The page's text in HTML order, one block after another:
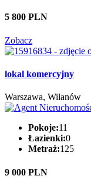
5 800 PLN
Zobacz
lokal komercyjny
Warszawa, Wilanów
Pokoje:11
Łazienki:0
Metraż:125
9 000 PLN